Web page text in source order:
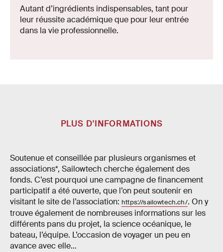
Autant d’ingrédients indispensables, tant pour
leur réussite académique que pour leur entrée
dans la vie professionnelle.
PLUS D'INFORMATIONS
Soutenue et conseillée par plusieurs organismes et
associations*, Sailowtech cherche également des
fonds. C’est pourquoi une campagne de financement
participatif a été ouverte, que l’on peut soutenir en
visitant le site de l’association: https://sailowtech.ch/. On y
trouve également de nombreuses informations sur les
différents pans du projet, la science océanique, le
bateau, l’équipe. L’occasion de voyager un peu en
avance avec elle…